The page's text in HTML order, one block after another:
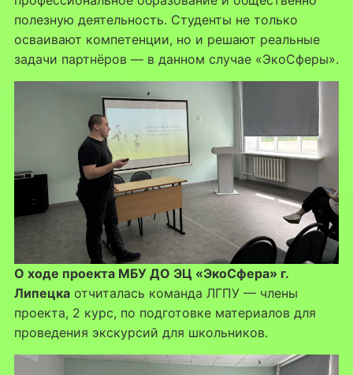
полезную деятельность. Студенты не только
осваивают компетенции, но и решают реальные
задачи партнёров — в данном случае «ЭкоСферы».
О ходе проекта МБУ ДО ЭЦ «ЭкоСфера» г.
Липецкаотчиталась команда ЛГПУ — члены
проекта, 2 курс, по подготовке материалов для
проведения экскурсий для школьников.